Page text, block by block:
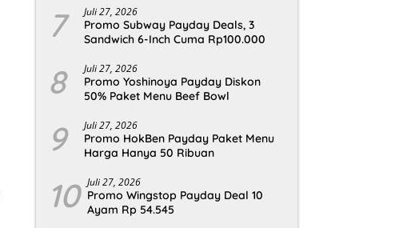
7 Juli 27, 2026
Promo Subway Payday Deals, 3
Sandwich 6-Inch Cuma Rp100.000
8 Juli 27, 2026
Promo Yoshinoya Payday Diskon
50% Paket Menu Beef Bowl
9 Juli 27, 2026
Promo HokBen Payday Paket Menu
Harga Hanya 50 Ribuan
10 Juli 27, 2026
Promo Wingstop Payday Deal 10
Ayam Rp 54.545